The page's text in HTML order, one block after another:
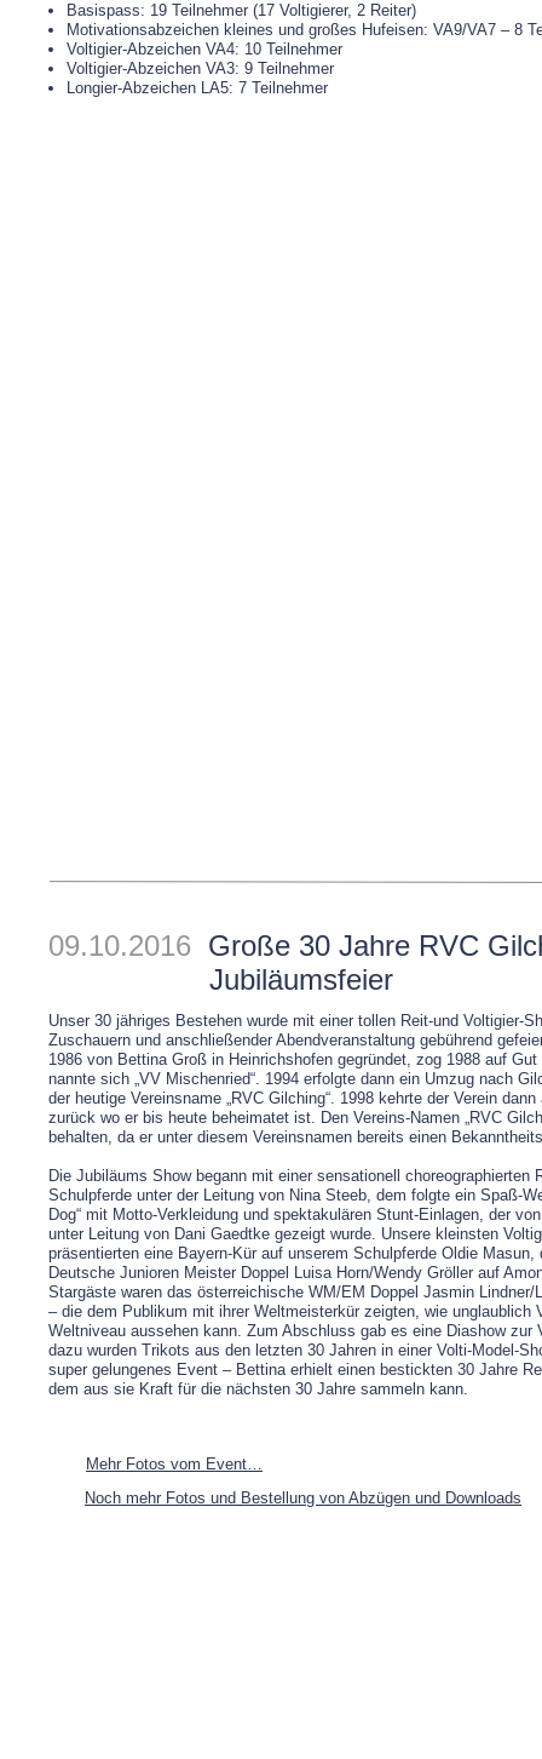
09.10.2016 Große 30 Jahre RVC
Jubiläumsfeier
Unser 30 jähriges Bestehen wurde mit einer tollen Reit-und Voltigier-
Zuschauern und anschließender Abendveranstaltung gebührend
1986 von Bettina Groß in Heinrichshofen gegründet, zog 1988 auf
nannte sich „VV Mischenried“. 1994 erfolgte dann ein Umzug nach
der heutige Vereinsname „RVC Gilching“. 1998 kehrte der Verein
zurück wo er bis heute beheimatet ist. Den Vereins-Namen „RVC
behalten, da er unter diesem Vereinsnamen bereits einen
Die Jubiläums Show begann mit einer sensationell choreographierten
Schulpferde unter der Leitung von Nina Steeb, dem folgte ein Spaß-
Dog“ mit Motto-Verkleidung und spektakulären Stunt-Einlagen, der
unter Leitung von Dani Gaedtke gezeigt wurde. Unsere kleinsten
präsentierten eine Bayern-Kür auf unserem Schulpferde Oldie Masun,
Deutsche Junioren Meister Doppel Luisa Horn/Wendy Gröller auf
Stargäste waren das österreichische WM/EM Doppel Jasmin Lindner/
– die dem Publikum mit ihrer Weltmeisterkür zeigten, wie unglaublich
Weltniveau aussehen kann. Zum Abschluss gab es eine Diashow zur
dazu wurden Trikots aus den letzten 30 Jahren in einer Volti-Model-
super gelungenes Event – Bettina erhielt einen bestickten 30 Jahre
dem aus sie Kraft für die nächsten 30 Jahre sammeln kann.
Mehr Fotos vom Event…
Noch mehr Fotos und Bestellung von Abzügen und Downloads
Basispass: 19 Teilnehmer (17 Voltigierer, 2 Reiter)
Motivationsabzeichen kleines und großes Hufeisen: VA9/VA7 – 8
Voltigier-Abzeichen VA4: 10 Teilnehmer
Voltigier-Abzeichen VA3: 9 Teilnehmer
Longier-Abzeichen LA5: 7 Teilnehmer